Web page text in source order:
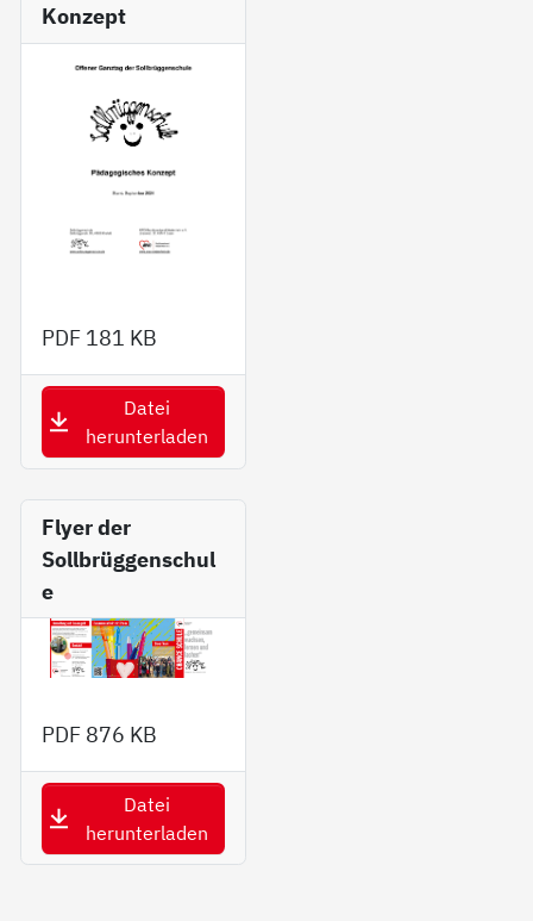
Konzept
PDF 181 KB
Datei
herunterladen
Fly­er der
Sollbrüggenschul
e
PDF 876 KB
Datei
herunterladen